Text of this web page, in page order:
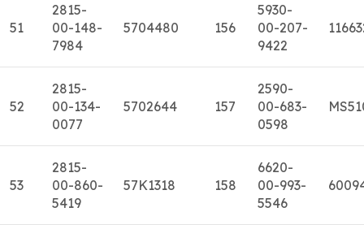
51
2815-
00-148-
7984
5704480 156
5930-
00-207-
9422
52
2815-
00-134-
0077
5702644 157
2590-
00-683-
0598
53
2815-
00-860-
5419
57K1318 158
6620-
00-993-
5546